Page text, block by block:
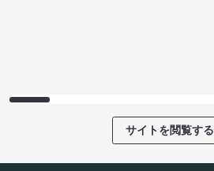
サイトを閲覧する